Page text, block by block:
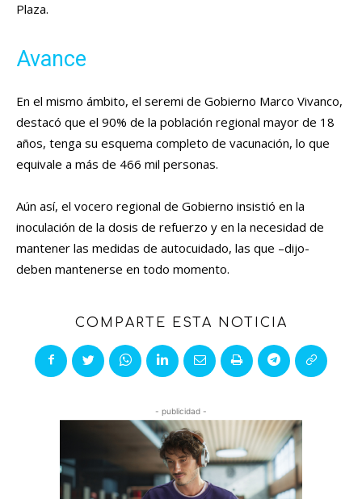
Plaza.
Avance
En el mismo ámbito, el seremi de Gobierno Marco Vivanco,
destacó que el 90% de la población regional mayor de 18
años, tenga su esquema completo de vacunación, lo que
equivale a más de 466 mil personas.
Aún así, el vocero regional de Gobierno insistió en la
inoculación de la dosis de refuerzo y en la necesidad de
mantener las medidas de autocuidado, las que –dijo-
deben mantenerse en todo momento.
COMPARTE ESTA NOTICIA
- publicidad -